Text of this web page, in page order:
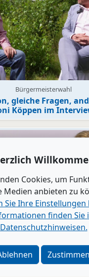
Bürgermeisterwahl
gleiche Fragen,
Köppen im
Daniela Landgraf
Worte - Das Pferd
Cookies, um
Medien anbieten zu
Sie Ihre Einstellungen
finden Sie
Datenschutzhinweisen.
Zustimmen